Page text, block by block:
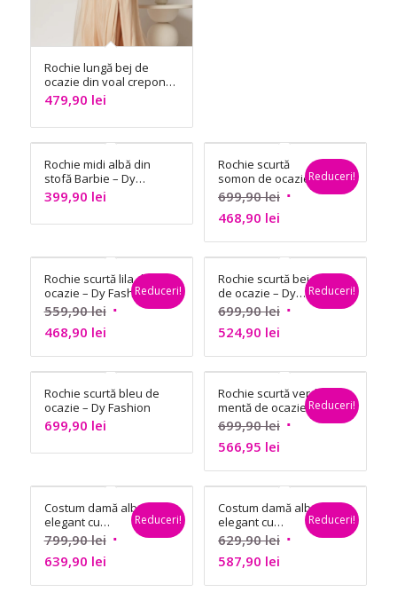
Rochie lungă bej de
ocazie din voal creponat
– Dy Fashion
479,90 lei
Rochie midi albă din
stofă Barbie – Dy
Fashion
399,90 lei
Rochie scurtă
somon de ocazie –
Dy Fashion
699,90lei Prețul
a
fost:
699,90 lei.
468,90 leiPrețul
curent
este:
468,90 lei.
Reduceri!
Rochie scurtă lila de
ocazie – Dy Fashion
559,90lei Prețul
a
fost:
559,90 lei.
468,90 leiPrețul
curent
este:
468,90 lei.
Reduceri!
Rochie scurtă bej
de ocazie – Dy
Fashion
699,90lei Prețul
a
fost:
699,90 lei.
524,90 leiPrețul
curent
este:
524,90 lei.
Reduceri!
Rochie scurtă bleu de
ocazie – Dy Fashion
699,90 lei
Rochie scurtă verde
mentă de ocazie –
Dy Fashion
699,90lei Prețul
a
fost:
699,90 lei.
566,95 leiPrețul
curent
este:
566,95 lei.
Reduceri!
Costum damă alb
elegant cu
pantalon și sacou –
Dy Fashion
799,90lei Prețul
a
639,90 leiPrețul
curent
Reduceri!
Costum damă alb
elegant cu
pantalon și sacou –
Dy Fashion
629,90lei Prețul
a
587,90 leiPrețul
curent
Reduceri!